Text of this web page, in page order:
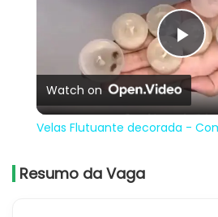
Watch on
Velas Flutuante decorada -
Resumo da Vaga